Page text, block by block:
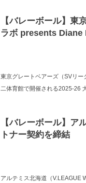
【バレーボール】東
ラボ presents Diane
東京グレートベアーズ（SVリ
二体育館で開催される2025-26
【バレーボール】ア
トナー契約を締結
アルテミス北海道（V.LEAGUE